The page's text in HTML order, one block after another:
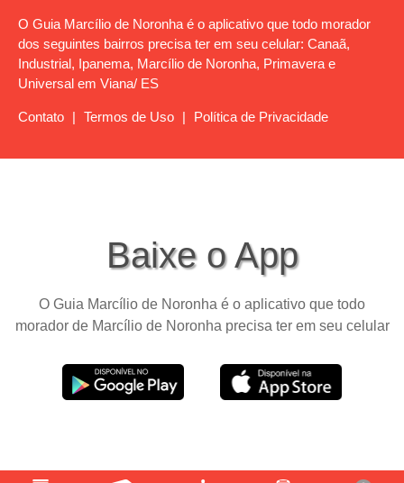
O Guia Marcílio de Noronha é o aplicativo que todo morador
dos seguintes bairros precisa ter em seu celular: Canaã,
Industrial, Ipanema, Marcílio de Noronha, Primavera e
Universal em Viana/ ES
Contato | Termos de Uso | Política de Privacidade
Baixe o App
O Guia Marcílio de Noronha é o aplicativo que todo
morador de Marcílio de Noronha precisa ter em seu celular